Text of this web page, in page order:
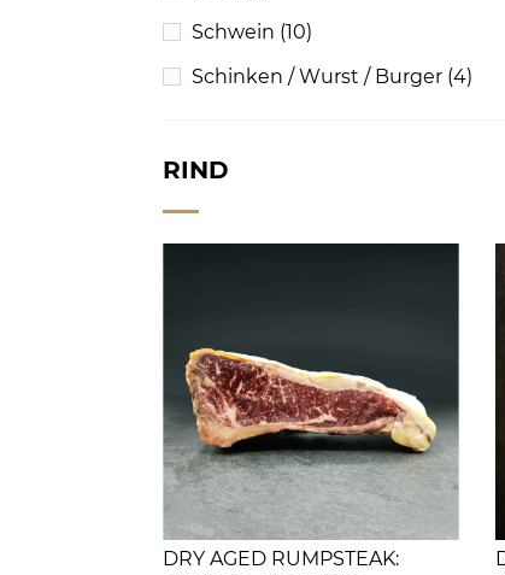
Schwein (10)
Schinken / Wurst / Burger (4)
RIND
DRY AGED RUMPSTEAK: